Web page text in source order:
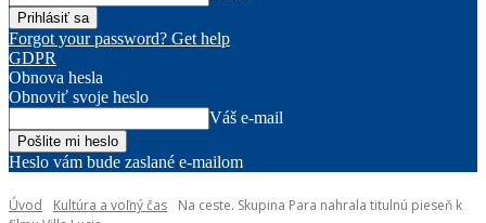
Forgot your password? Get help
GDPR
Obnova hesla
Obnoviť svoje heslo
Váš e-mail
Heslo vám bude zaslané e-mailom
Úvod Kultúra a voľný čas
Na ceste. Skupina Para nahrala titulnú pieseň k